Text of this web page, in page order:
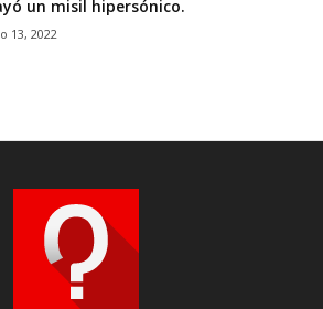
un misil hipersónico.
13, 2022